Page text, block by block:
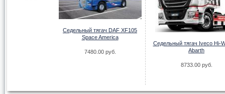
Седельный тягач DAF XF105
Space America
7480.00 руб.
Седельный тягач Iveco Hi-
Abarth
8733.00 руб.